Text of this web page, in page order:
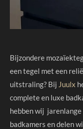
Bijzondere
een tegel met een
uitstraling? Bij Juulx
complete en luxe
hebben wij
badkamers en delen